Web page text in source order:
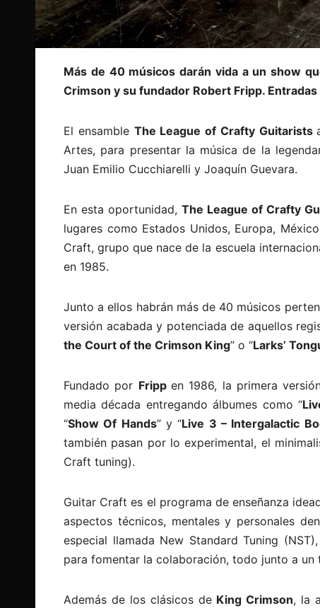
Más de 40 músicos darán vida a un show
Crimson y su fundador Robert Fripp.
El ensamble The League of Crafty Guitarists
Artes, para presentar la música de la
Juan Emilio Cucchiarelli y Joaquín Guevara.
En esta oportunidad,The League of Crafty
lugares como Estados Unidos, Europa,
Craft, grupo que nace de la escuela
en 1985.
Junto a ellos habrán más de 40 músicos
versión acabada y potenciada de aquellos
the Court of the Crimson King” o “Larks’
Fundado por Fripp en 1986, la primera
media década entregando álbumes como “
“Show Of Hands” y “Live 3 – Intergalactic
también pasan por lo experimental, el
Craft tuning).
Guitar Craft es el programa de enseñanza
aspectos técnicos, mentales y personales
especial llamada New Standard Tuning
para fomentar la colaboración, todo junto a
Además de los clásicos de King Crimson, la